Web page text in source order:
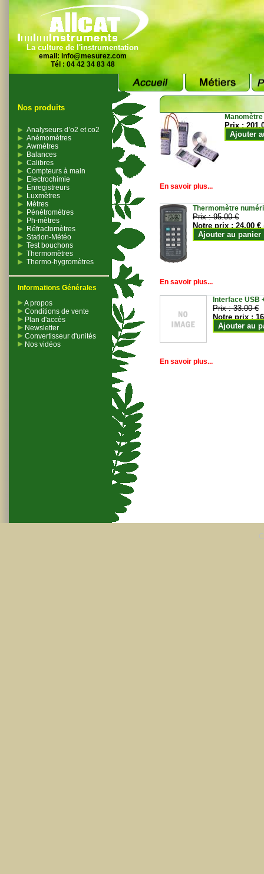
La culture de l'instrumentation
email: info@mesurez.com
Tél : 04 42 34 83 48
Nos produits
Analyseurs d’o2 et co2
Anémomètres
Awmètres
Balances
Calibres
Compteurs à main
Electrochimie
Enregistreurs
Luxmètres
Mètres
Pénétromètres
Ph-mètres
Réfractomètres
Station-Météo
Test bouchons
Thermomètres
Thermo-hygromètres
Informations Générales
A propos
Conditions de vente
Plan d'accès
Newsletter
Convertisseur d'unités
Nos vidéos
Prix :
Ajouter
En savoir plus...
Thermomètre
Prix :95.00 €
Notre prix :24.00 €
Ajouter au panier
En savoir plus...
Interface USB
Prix :33.00 €
Notre prix :
Ajouter au
En savoir plus...